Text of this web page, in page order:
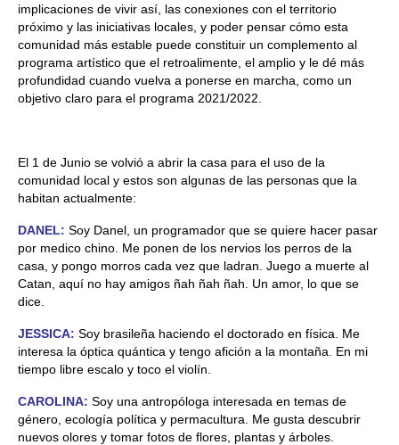
implicaciones de vivir así, las conexiones con el territorio
próximo y las iniciativas locales, y poder pensar cómo esta
comunidad más estable puede constituir un complemento al
programa artístico que el retroalimente, el amplio y le dé más
profundidad cuando vuelva a ponerse en marcha, como un
objetivo claro para el programa 2021/2022.
El 1 de Junio ​​se volvió a abrir la casa para el uso de la
comunidad local y estos son algunas de las personas que la
habitan actualmente:
DANEL: Soy Danel, un programador que se quiere hacer pasar
por medico chino. Me ponen de los nervios los perros de la
casa, y pongo morros cada vez que ladran. Juego a muerte al
Catan, aquí no hay amigos ñah ñah ñah. Un amor, lo que se
dice.
JESSICA: Soy brasileña haciendo el doctorado en física. Me
interesa la óptica quántica y tengo afición a la montaña. En mi
tiempo libre escalo y toco el violín.
CAROLINA: Soy una antropóloga interesada en temas de
género, ecología política y permacultura. Me gusta descubrir
nuevos olores y tomar fotos de flores, plantas y árboles.